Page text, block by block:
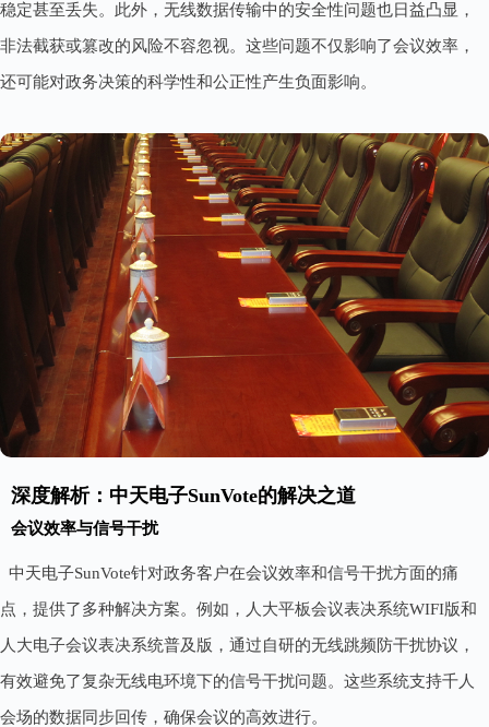
稳定甚至丢失。此外，无线数据传输中的安全性问题也日益凸显，
非法截获或篡改的风险不容忽视。这些问题不仅影响了会议效率，
还可能对政务决策的科学性和公正性产生负面影响。
深度解析：中天电子SunVote的解决之道
会议效率与信号干扰
中天电子SunVote针对政务客户在会议效率和信号干扰方面的痛
点，提供了多种解决方案。例如，人大平板会议表决系统WIFI版和
人大电子会议表决系统普及版，通过自研的无线跳频防干扰协议，
有效避免了复杂无线电环境下的信号干扰问题。这些系统支持千人
会场的数据同步回传，确保会议的高效进行。